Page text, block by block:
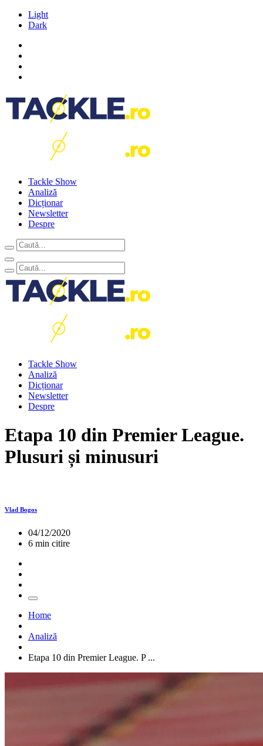
Light
Dark
Tackle Show
Analiză
Dicționar
Newsletter
Despre
Tackle Show
Analiză
Dicționar
Newsletter
Despre
Etapa 10 din Premier League.
Plusuri și minusuri
Vlad Bogos
04/12/2020
6 min citire
Home
Analiză
Etapa 10 din Premier League. P ...